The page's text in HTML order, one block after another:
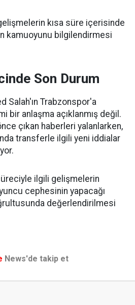
kısa süre içerisinde
kamuoyunu bilgilendirmesi
Son Durum
Salah'ın Trabzonspor'a
bir anlaşma açıklanmış değil.
çıkan haberleri yalanlarken,
transferle ilgili yeni iddialar
ilgili gelişmelerin
cephesinin yapacağı
değerlendirilmesi
News'de takip et